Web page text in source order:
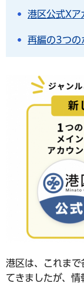
港区公式Xア
再編の3つの
港区は、これま
てきましたが、